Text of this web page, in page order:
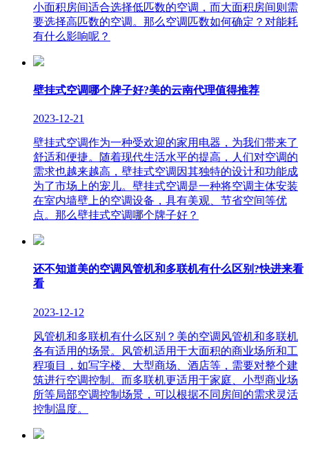
小面积房间适合选择低匹数的空调，而大面积房间则需
要选择高匹数的空调。那么空调匹数如何确定？对能耗
有什么影响呢？
壁挂式空调哪个牌子好?美的云南代理值得推荐
2023-12-21
壁挂式空调作为一种受欢迎的家用电器，为我们带来了
舒适和便捷。随着现代生活水平的提高，人们对空调的
需求也越来越高，壁挂式空调因其独特的设计和功能成
为了市场上的宠儿。壁挂式空调是一种将空调主体安装
在室内墙壁上的空调设备，具有美观、节省空间等优
点。那么壁挂式空调哪个牌子好？
还不知道美的空调风管机和多联机有什么区别?快进来看
看
2023-12-12
风管机和多联机有什么区别？美的空调风管机和多联机
各有适用的场景。风管机适用于大面积的商业场所和工
程项目，如写字楼、大型商场、酒店等，需要对整个建
筑进行空调控制。而多联机更适用于家庭、小型商业场
所等局部空调控制场景，可以根据不同房间的需求灵活
控制温度。